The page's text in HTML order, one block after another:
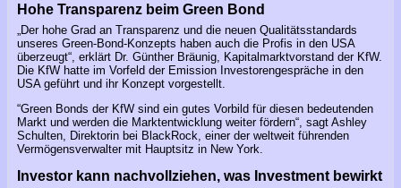
Hohe Transparenz beim Green Bond
„Der hohe Grad an Transparenz und die neuen Qualitätsstandards
unseres Green-Bond-Konzepts haben auch die Profis in den USA
überzeugt“, erklärt Dr. Günther Bräunig, Kapitalmarktvorstand der KfW.
Die KfW hatte im Vorfeld der Emission Investorengespräche in den
USA geführt und ihr Konzept vorgestellt.
“Green Bonds der KfW sind ein gutes Vorbild für diesen bedeutenden
Markt und werden die Marktentwicklung weiter fördern“, sagt Ashley
Schulten, Direktorin bei BlackRock, einer der weltweit führenden
Vermögensverwalter mit Hauptsitz in New York.
Investor kann nachvollziehen, was Investment bewirkt